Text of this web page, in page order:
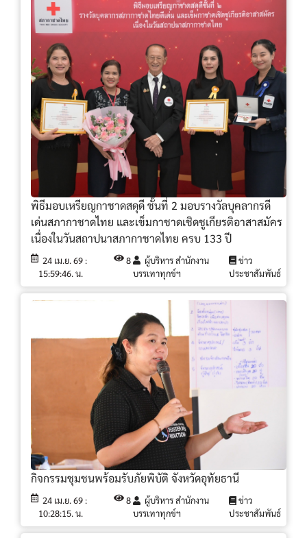
พิธีมอบเหรียญกาชาดสดุดี ชั้นที่ 2 มอบรางวัลบุคลากรดี
เด่นสภากาชาดไทย และเข็มกาชาดเชิดชูเกียรติอาสาสมัคร
เนื่องในวันสถาปนาสภากาชาดไทย ครบ 133 ปี
24 เม.ย. 69 :
15:59:46. น.
8
ผู้บริหาร สำนักงาน
บรรเทาทุกข์ฯ
ข่าว
ประชาสัมพันธ์
กิจกรรมชุมชนพร้อมรับภัยพิบัติ จังหวัดอุทัยธานี
24 เม.ย. 69 :
10:28:15. น.
8
ผู้บริหาร สำนักงาน
บรรเทาทุกข์ฯ
ข่าว
ประชาสัมพันธ์